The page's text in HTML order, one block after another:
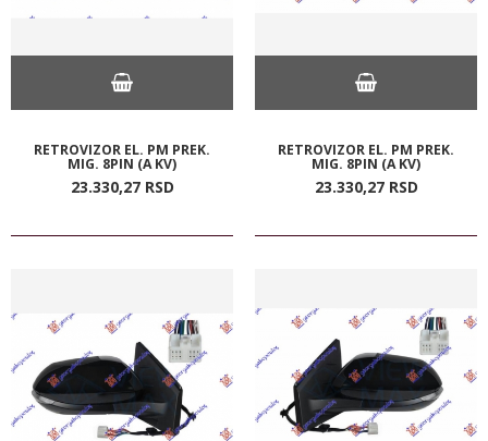
RETROVIZOR EL. PM PREK.
MIG. 8PIN (A KV)
23.330,27 RSD
RETROVIZOR EL. PM PREK.
MIG. 8PIN (A KV)
23.330,27 RSD